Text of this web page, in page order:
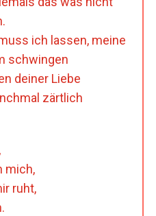
ich lassen, meine
schwingen
deiner Liebe
zärtlich
mich,
ruht,